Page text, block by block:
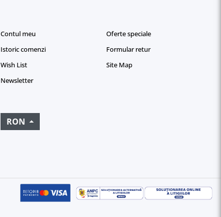
Contul meu
Istoric comenzi
Wish List
Newsletter
Oferte speciale
Formular retur
Site Map
RON